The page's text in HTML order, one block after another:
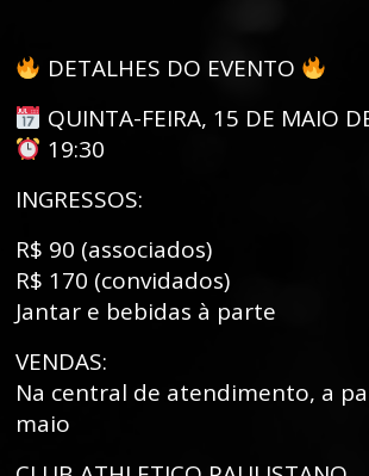
DETALHES DO EVENTO
QUINTA-FEIRA, 15 DE MAIO
19:30
INGRESSOS:
R$ 90 (associados)
R$ 170 (convidados)
Jantar e bebidas à parte
VENDAS:
Na central de atendimento, a
maio